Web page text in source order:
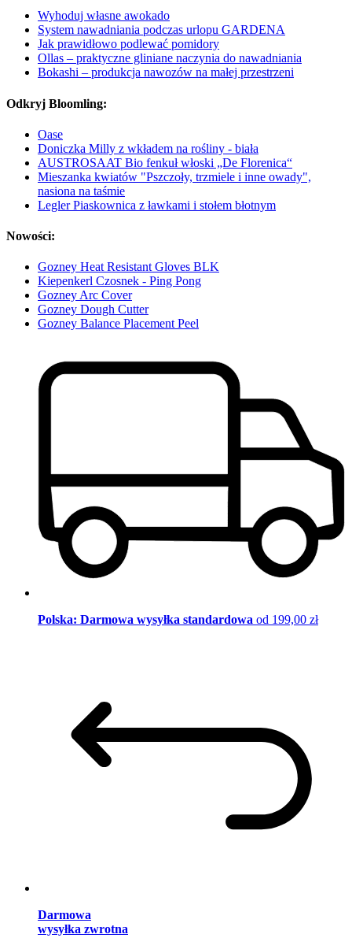
Wyhoduj własne awokado
System nawadniania podczas urlopu GARDENA
Jak prawidłowo podlewać pomidory
Ollas – praktyczne gliniane naczynia do nawadniania
Bokashi – produkcja nawozów na małej przestrzeni
Odkryj Bloomling:
Oase
Doniczka Milly z wkładem na rośliny - biała
AUSTROSAAT Bio fenkuł włoski „De Florenica“
Mieszanka kwiatów "Pszczoły, trzmiele i inne owady",
nasiona na taśmie
Legler Piaskownica z ławkami i stołem błotnym
Nowości:
Gozney Heat Resistant Gloves BLK
Kiepenkerl Czosnek - Ping Pong
Gozney Arc Cover
Gozney Dough Cutter
Gozney Balance Placement Peel
Polska: Darmowa wysyłka standardowa od 199,00 zł
Darmowa
wysyłka zwrotna